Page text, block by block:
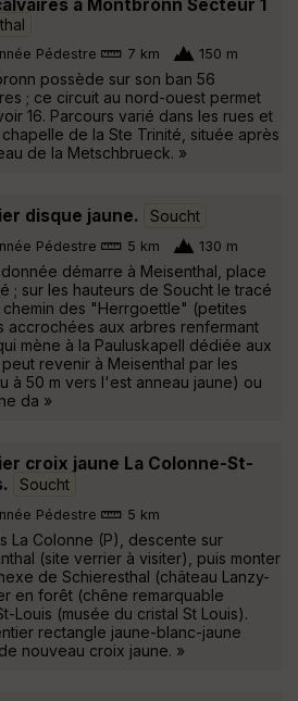
à Montbronn Secteur 1
Pédestre 7 km 150 m
possède sur son ban 56
; ce circuit au nord-ouest permet
16. Parcours varié dans les rues et
de la Ste Trinité, située après
de la Metschbrueck. »
disque jaune. Soucht
Pédestre 5 km 130 m
démarre à Meisenthal, place
; sur les hauteurs de Soucht le tracé
chemin des "Herrgoettle" (petites
accrochées aux arbres renfermant
mène à la Pauluskapell dédiée aux
peut revenir à Meisenthal par les
à 50 m vers l'est anneau jaune) ou
da »
croix jaune La Colonne-St-
Soucht
Pédestre 5 km
La Colonne (P), descente sur
(site verrier à visiter), puis monter
de Schieresthal (château Lanzy-
en forêt (chêne remarquable
Louis (musée du cristal St Louis).
rectangle jaune-blanc-jaune
nouveau croix jaune. »